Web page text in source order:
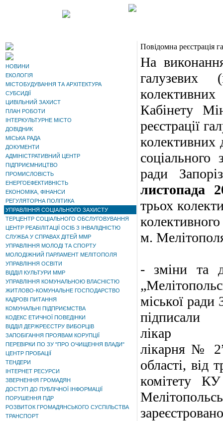
НОВИНИ
ЕКОЛОГІЯ
МІСТОБУДУВАННЯ ТА АРХІТЕКТУРА
СУБСИДІЇ
ЦИВІЛЬНИЙ ЗАХИСТ
ПЛАН РОБОТИ
ІНТЕРКУЛЬТУРНЕ МІСТО
ДОВІДНИК
МІСЬКА РАДА
ДОКУМЕНТИ
АДМІНІСТРАТИВНИЙ ЦЕНТР
ПІДПРИЄМНИЦТВО
ПРОМИСЛОВІСТЬ
ЕНЕРГОЕФЕКТИВНІСТЬ
ЕКОНОМІКА, ФІНАНСИ
РЕГУЛЯТОРНА ПОЛІТИКА
УПРАВЛІННЯ СОЦІАЛЬНОГО ЗАХИСТУ
ТЕРЦЕНТР СОЦІАЛЬНОГО ОБСЛУГОВУВАННЯ
ЦЕНТР РЕАБІЛІТАЦІЇ ОСІБ З ІНВАЛІДНІСТЮ
СЛУЖБА У СПРАВАХ ДІТЕЙ ММР
УПРАВЛІННЯ МОЛОДІ ТА СПОРТУ
МОЛОДІЖНИЙ ПАРЛАМЕНТ МЕЛІТОПОЛЯ
УПРАВЛІННЯ ОСВІТИ
ВІДДІЛ КУЛЬТУРИ ММР
УПРАВЛІННЯ КОМУНАЛЬНОЮ ВЛАСНІСТЮ
ЖИТЛОВО-КОМУНАЛЬНЕ ГОСПОДАРСТВО
КАДРОВІ ПИТАННЯ
КОМУНАЛЬНІ ПІДПРИЄМСТВА
КОДЕКС ЕТИЧНОЇ ПОВЕДІНКИ
ВІДДІЛ ДЕРЖРЕЄСТРУ ВИБОРЦІВ
ЗАПОБІГАННЯ ПРОЯВАМ КОРУПЦІЇ
ПЕРЕВІРКИ ПО ЗУ "ПРО ОЧИЩЕННЯ ВЛАДИ"
ЦЕНТР ПРОБАЦІЇ
ТЕНДЕРИ
ІНТЕРНЕТ РЕСУРСИ
ЗВЕРНЕННЯ ГРОМАДЯН
ДОСТУП ДО ПУБЛІЧНОЇ ІНФОРМАЦІЇ
ПОРУШЕННЯ ПДР
РОЗВИТОК ГРОМАДЯНСЬКОГО СУСПІЛЬСТВА
ТРАНСПОРТ
Повідомна реєстрація
На
галузевих
Кабінету
реєстрації
колективних
соціального
ради
листопада
трьох
м.
- зміни та
міської ради
лікар
лікарня № 2”
області, від
комітету